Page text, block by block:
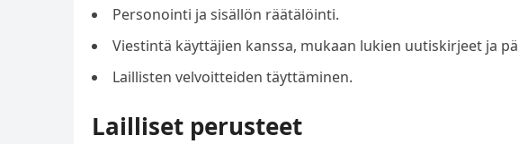
Personointi ja sisällön räätälöinti.
Viestintä käyttäjien kanssa, mukaan lukien uutiskirjeet ja
Laillisten velvoitteiden täyttäminen.
Lailliset perusteet